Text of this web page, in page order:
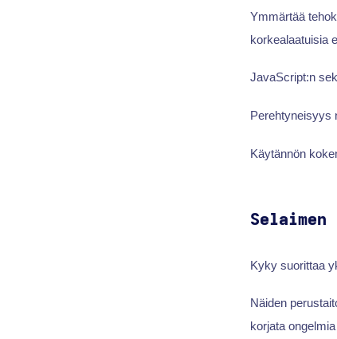
Ymmärtää
korkealaatuisia
JavaScript:n
Perehtyneisyys
Käytännön
Kyky suorittaa
Näiden
korjata